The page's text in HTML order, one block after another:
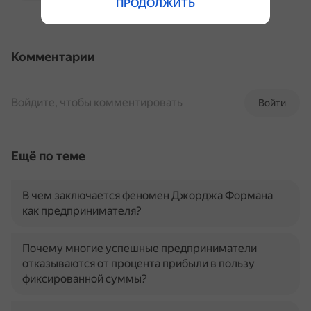
Комментарии
Войти
Войдите, чтобы комментировать
Ещё по теме
В чем заключается феномен Джорджа Формана
как предпринимателя?
Почему многие успешные предприниматели
отказываются от процента прибыли в пользу
фиксированной суммы?
ПРОДОЛЖИТЬ